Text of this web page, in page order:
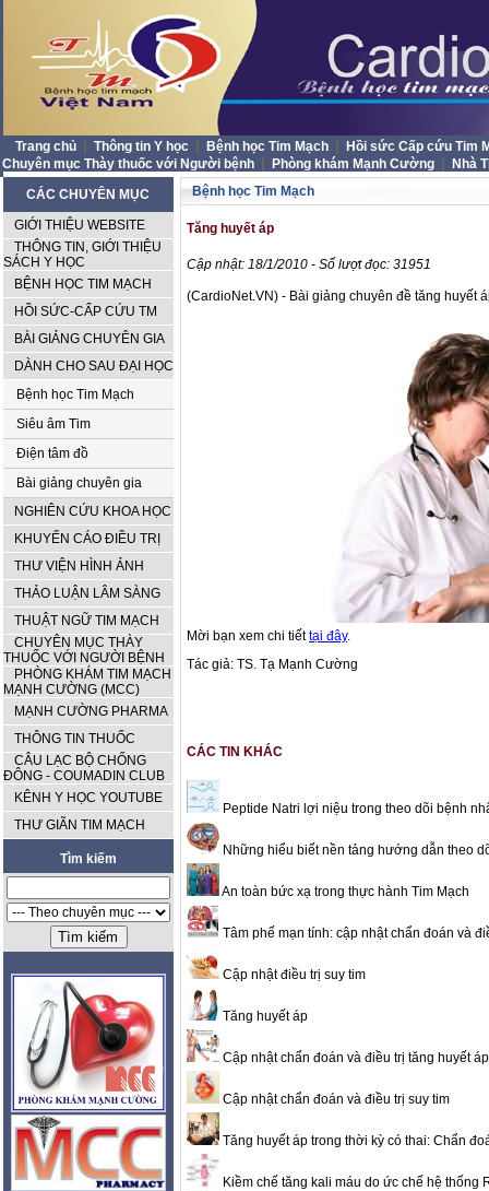
Trang chủ Thông tin Y học Bệnh học Tim Mạch
Hồi sức Cấp cứu Tim
Chuyên mục Thày thuốc với Người bệnh
Phòng khám Mạnh Cường
Nhà
CÁC CHUYÊN MỤC
GIỚI THIỆU WEBSITE
THÔNG TIN, GIỚI THIỆU
SÁCH Y HỌC
BỆNH HỌC TIM MẠCH
HỒI SỨC-CẤP CỨU TM
BÀI GIẢNG CHUYÊN GIA
DÀNH CHO SAU ĐẠI HỌC
Bệnh học Tim Mạch
Siêu âm Tim
Điện tâm đồ
Bài giảng chuyên gia
NGHIÊN CỨU KHOA HỌC
KHUYẾN CÁO ĐIỀU TRỊ
THƯ VIỆN HÌNH ẢNH
THẢO LUẬN LÂM SÀNG
THUẬT NGỮ TIM MẠCH
CHUYÊN MỤC THÀY
THUỐC VỚI NGƯỜI BỆNH
PHÒNG KHÁM TIM MẠCH
MẠNH CƯỜNG (MCC)
MẠNH CƯỜNG PHARMA
THÔNG TIN THUỐC
CÂU LẠC BỘ CHỐNG
ĐÔNG - COUMADIN CLUB
KÊNH Y HỌC YOUTUBE
THƯ GIÃN TIM MẠCH
Tìm kiếm
Bệnh học Tim Mạch
Tăng huyết áp
Cập nhật: 18/1/2010 - Số lượt đọc: 31951
(CardioNet.VN) - Bài giảng chuyên đề tăng huyết
Mời bạn xem chi tiếttại đây.
Tác giả: TS. Tạ Mạnh Cường
CÁC TIN KHÁC
Peptide Natri lợi niệu trong theo dõi bệnh
Những hiểu biết nền tảng hướng dẫn theo
An toàn bức xạ trong thực hành Tim Mạch
Tâm phế mạn tính: cập nhật chẩn đoán và
Cập nhật điều trị suy tim
Tăng huyết áp
Cập nhật chẩn đoán và điều trị tăng huyết áp
Cập nhật chẩn đoán và điều trị suy tim
Tăng huyết áp trong thời kỳ có thai: Chẩn
Kiềm chế tăng kali máu do ức chế hệ thống